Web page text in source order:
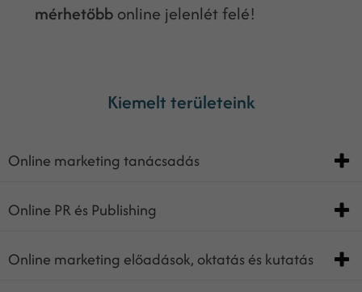
mérhetőbbonline jelenlét felé!
Kiemelt területeink
Online marketing tanácsadás
Online PR és Publishing
Online marketing előadások, oktatás és kutatás